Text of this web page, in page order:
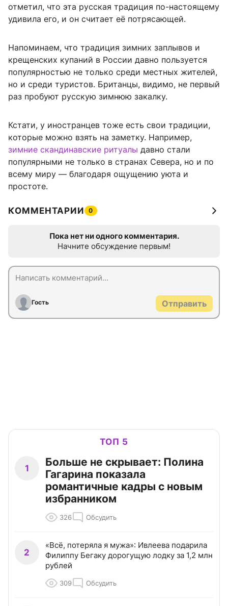
отметил, что эта русская традиция по-настоящему
удивила его, и он считает её потрясающей.
Напоминаем, что традиция зимних заплывов и
крещенских купаний в России давно пользуется
популярностью не только среди местных жителей,
но и среди туристов. Британцы, видимо, не первый
раз пробуют русскую зимнюю закалку.
Кстати, у иностранцев тоже есть свои традиции,
которые можно взять на заметку. Например,
зимние скандинавские ритуалы давно стали
популярными не только в странах Севера, но и по
всему миру — благодаря ощущению уюта и
простоте.
КОММЕНТАРИИ 0
Пока нет ни одного комментария.
Начните обсуждение первым!
Гость Отправить
ТОП 5
1
Больше не скрывает: Полина
Гагарина показала
романтичные кадры с новым
избранником
326 Обсудить
2
«Всё, потеряла я мужа»: Ивлеева подарила
Филиппу Бегаку дорогущую лодку за 1,2 млн
рублей
309 Обсудить